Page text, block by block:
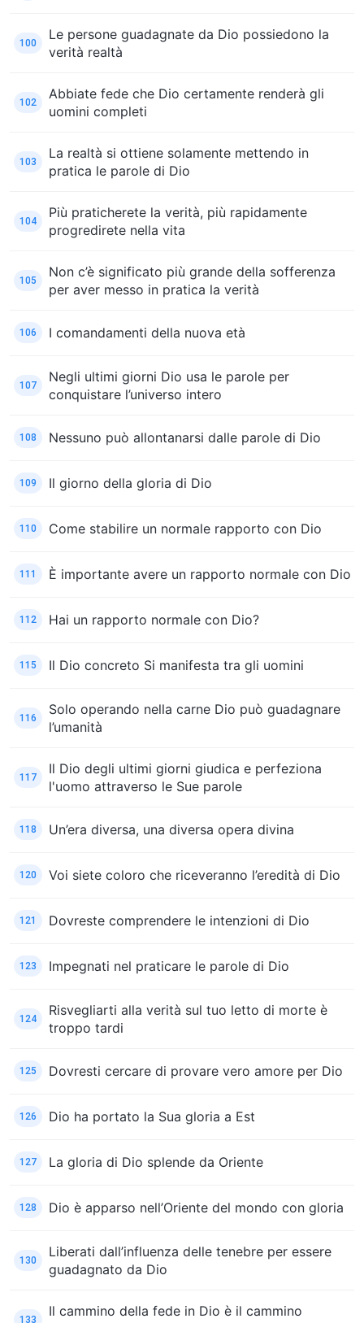
100
Le persone guadagnate da Dio possiedono la
verità realtà
102
Abbiate fede che Dio certamente renderà gli
uomini completi
103
La realtà si ottiene solamente mettendo in
pratica le parole di Dio
104
Più praticherete la verità, più rapidamente
progredirete nella vita
105
Non c’è significato più grande della sofferenza
per aver messo in pratica la verità
106 I comandamenti della nuova età
107
Negli ultimi giorni Dio usa le parole per
conquistare l’universo intero
108 Nessuno può allontanarsi dalle parole di Dio
109 Il giorno della gloria di Dio
110 Come stabilire un normale rapporto con Dio
111 È importante avere un rapporto normale con Dio
112 Hai un rapporto normale con Dio?
115 Il Dio concreto Si manifesta tra gli uomini
116
Solo operando nella carne Dio può guadagnare
l’umanità
117
Il Dio degli ultimi giorni giudica e perfeziona
l'uomo attraverso le Sue parole
118 Un’era diversa, una diversa opera divina
120 Voi siete coloro che riceveranno l’eredità di Dio
121 Dovreste comprendere le intenzioni di Dio
123 Impegnati nel praticare le parole di Dio
124
Risvegliarti alla verità sul tuo letto di morte è
troppo tardi
125 Dovresti cercare di provare vero amore per Dio
126 Dio ha portato la Sua gloria a Est
127 La gloria di Dio splende da Oriente
128 Dio è apparso nell’Oriente del mondo con gloria
130
Liberati dall’influenza delle tenebre per essere
guadagnato da Dio
133
Il cammino della fede in Dio è il cammino